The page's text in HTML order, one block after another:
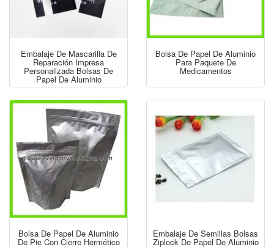
Embalaje De Mascarilla De
Reparación Impresa
Personalizada Bolsas De
Papel De Aluminio
Bolsa De Papel De Aluminio
Para Paquete De
Medicamentos
Bolsa De Papel De Aluminio
De Pie Con Cierre Hermético
Embalaje De Semillas Bolsas
Ziplock De Papel De Aluminio